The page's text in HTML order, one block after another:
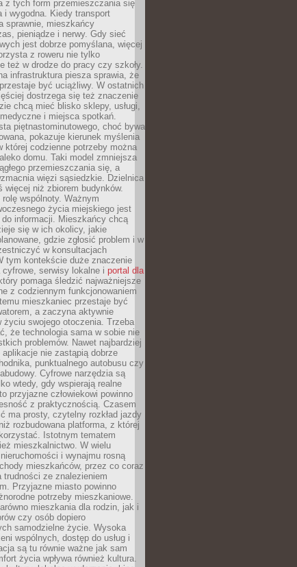
z tych form przemieszczania się
i wygodna. Kiedy transport
sprawnie, mieszkańcy
pieniądze i nerwy. Gdy sieć
jest dobrze pomyślana, więcej
z roweru nie tylko
też w drodze do pracy czy szkoły.
infrastruktura piesza sprawia, że
być uciążliwy. W ostatnich
dostrzega się też znaczenie
chcą mieć blisko sklepy, usługi,
i miejsca spotkań.
piętnastominutowego, choć bywa
pokazuje kierunek myślenia
której codzienne potrzeby można
domu. Taki model zmniejsza
przemieszczania się, a
więzi sąsiedzkie. Dzielnica
więcej niż zbiorem budynków.
rolę wspólnoty. Ważnym
życia miejskiego jest
do informacji. Mieszkańcy chcą
się w ich okolicy, jakie
gdzie zgłosić problem i w
w konsultacjach
tym kontekście duże znaczenie
cyfrowe, serwisy lokalne i portal dla
pomaga śledzić najważniejsze
z codziennym funkcjonowaniem
mieszkaniec przestaje być
a zaczyna aktywnie
życiu swojego otoczenia. Trzeba
że technologia sama w sobie nie
problemów. Nawet najbardziej
aplikacje nie zastąpią dobrze
punktualnego autobusu czy
Cyfrowe narzędzia są
wtedy, gdy wspierają realne
przyjazne człowiekowi powinno
z praktycznością. Czasem
ma prosty, czytelny rozkład jazdy
rozbudowana platforma, z której
Istotnym tematem
mieszkalnictwo. W wielu
i wynajmu rosną
mieszkańców, przez co coraz
trudności ze znalezieniem
Przyjazne miasto powinno
potrzeby mieszkaniowe.
mieszkania dla rodzin, jak i
czy osób dopiero
samodzielne życie. Wysoka
wspólnych, dostęp do usług i
są tu równie ważne jak sam
życia wpływa również kultura.